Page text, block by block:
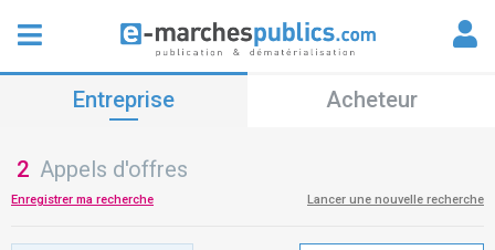
Entreprise Acheteur
2 Appels d'offres
Enregistrer ma recherche Lancer une nouvelle recherche